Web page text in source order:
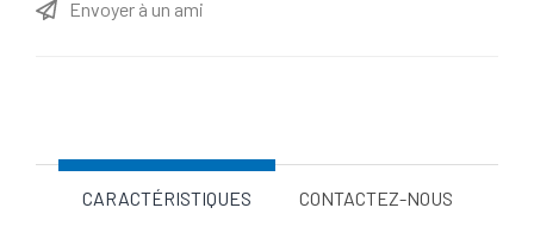
Envoyer à un ami
CARACTÉRISTIQUES CONTACTEZ-NOUS